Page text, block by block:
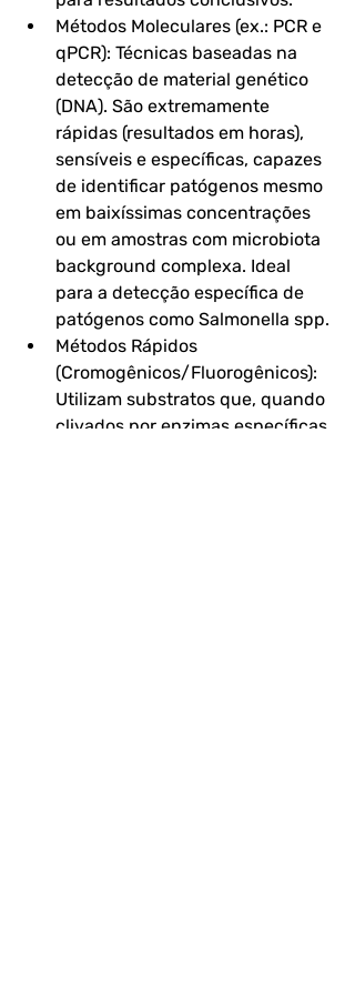
Métodos Moleculares (ex.: PCR e
qPCR): Técnicas baseadas na
detecção de material genético
(DNA). São extremamente
rápidas (resultados em horas),
sensíveis e específicas, capazes
de identificar patógenos mesmo
em baixíssimas concentrações
ou em amostras com microbiota
background complexa. Ideal
para a detecção específica de
patógenos como Salmonella spp.
Métodos Rápidos
(Cromogênicos/Fluorogênicos):
Utilizam substratos que, quando
clivados por enzimas específicas